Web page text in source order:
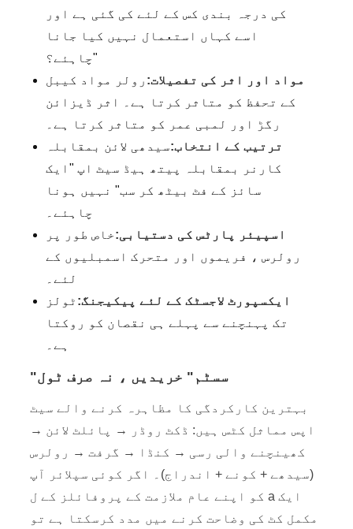
کی درجہ بندی کس کے لئے کی گئی ہے اور
اسے کہاں استعمال نہیں کیا جانا
چاہئے؟"
مواد اور اثر کی تفصیلات: رولر مواد کیبل
کے تحفظ کو متاثر کرتا ہے۔ اثر ڈیزائن
رگڑ اور لمبی عمر کو متاثر کرتا ہے۔
ترتیب کے انتخاب:سیدھی لائن بمقابلہ
کارنر بمقابلہ پیتھ ہیڈ سیٹ اپ "ایک
سائز کے فٹ بیٹھ کر سب" نہیں ہونا
چاہئے۔
اسپیئر پارٹس کی دستیابی:خاص طور پر
رولرس ، فریموں اور متحرک اسمبلیوں کے
لئے۔
ایکسپورٹ لاجسٹک کے لئے پیکیجنگ: ٹولز
تک پہنچنے سے پہلے ہی نقصان کو روکتا
ہے۔
"سسٹم" خریدیں ، نہ صرف ٹول
بہترین کارکردگی کا مظاہرہ کرنے والے سیٹ
اپس مماثل کٹس ہیں: ڈکٹ روڈر → پائلٹ لائن →
کھینچنے والی رسی → کنڈا → گرفت → رولرس
(سیدھے + کونے + اندراج)۔ اگر کوئی سپلائر آپ
کو اپنے عام ملازمت کے پروفائلز کے ل a ایک
مکمل کٹ کی وضاحت کرنے میں مدد کرسکتا ہے تو